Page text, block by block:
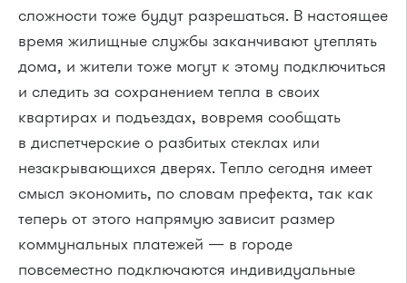
сложности тоже будут разрешаться. В настоящее
время жилищные службы заканчивают утеплять
дома, и жители тоже могут к этому подключиться
и следить за сохранением тепла в своих
квартирах и подъездах, вовремя сообщать
в диспетчерские о разбитых стеклах или
незакрывающихся дверях. Тепло сегодня имеет
смысл экономить, по словам префекта, так как
теперь от этого напрямую зависит размер
коммунальных платежей — в городе
повсеместно подключаются индивидуальные